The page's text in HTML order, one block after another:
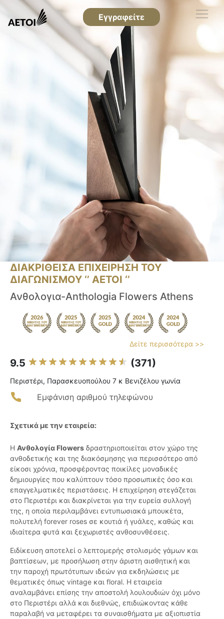
Εγγραφείτε
ΔΙΑΚΡΙΘΕΙΣΑ ΕΠΙΧΕΙΡΗΣΗ ΤΟΥ
ΔΙΑΓΩΝΙΣΜΟΥ ‘’ ΑΕΤΟΙ ‘’
Ανθολογια-Anthologia Flowers Athens
Δείτε περισσότερα >>
9.5 (371)
Περιστέρι, Παρασκευοπούλου 7 κ Βενιζέλου γωνία
Εμφάνιση αριθμού τηλεφώνου
Σχετικά με την εταιρεία:
Η Ανθολογία Flowers δραστηριοποιείται στον χώρο της
ανθοδετικής και της διακόσμησης για περισσότερο από
είκοσι χρόνια, προσφέροντας ποικίλες μοναδικές
δημιουργίες που καλύπτουν τόσο προσωπικές όσο και
επαγγελματικές περιστάσεις. Η επιχείρηση στεγάζεται
στο Περιστέρι και διακρίνεται για την ευρεία συλλογή
της, η οποία περιλαμβάνει εντυπωσιακά μπουκέτα,
πολυτελή forever roses σε κουτιά ή γυάλες, καθώς και
ιδιαίτερα φυτά και ξεχωριστές ανθοσυνθέσεις.
Ειδίκευση αποτελεί ο λεπτομερής στολισμός γάμων και
βαπτίσεων, με προσήλωση στην άριστη αισθητική και
την παροχή πρωτότυπων ιδεών για εκδηλώσεις με
θεματικές όπως vintage και floral. Η εταιρεία
αναλαμβάνει επίσης την αποστολή λουλουδιών όχι μόνο
στο Περιστέρι αλλά και διεθνώς, επιδιώκοντας κάθε
παραλαβή να μεταφέρει τα συναισθήματα με αξιοπιστία